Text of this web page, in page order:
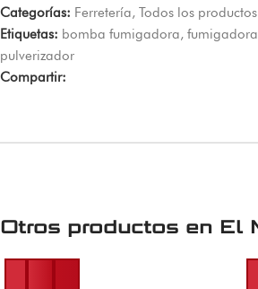
Categorías: Ferretería, Todos los productos
Etiquetas: bomba fumigadora, fumigadora
pulverizador
Compartir:
Otros productos en El